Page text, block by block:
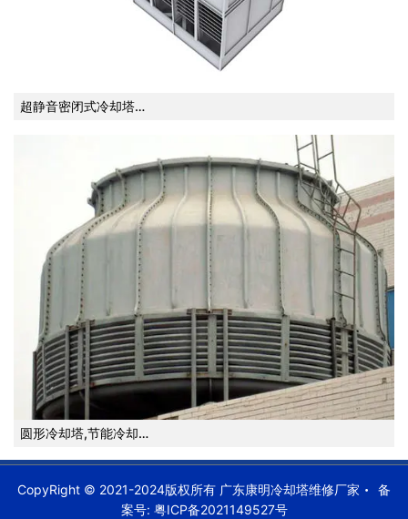
超静音密闭式冷却塔…
圆形冷却塔,节能冷却…
CopyRight © 2021-2024版权所有 广东康明冷却塔维修厂家
备
案号: 粤ICP备2021149527号